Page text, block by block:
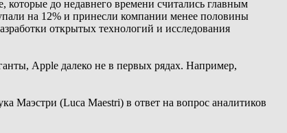
которые до недавнего времени считались главным
на 12% и принесли компании менее половины
открытых технологий и исследования
Apple далеко не в первых рядах. Например,
Маэстри (Luca Maestri) в ответ на вопрос аналитиков